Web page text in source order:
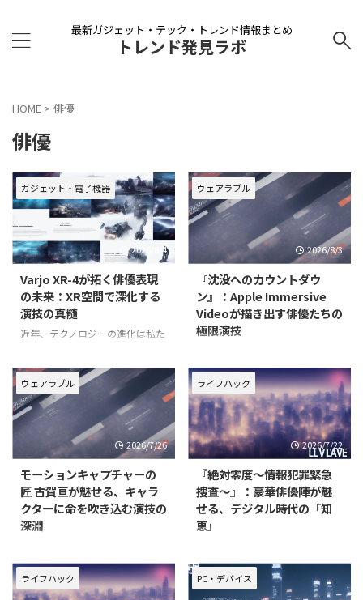
最新ガジェット・テック・トレンド情報まとめ
トレンド発見ラボ
HOME > 俳優
俳優
ガジェット・電子機器
2026/8/4
Varjo XR-4が拓く俳優表現
の未来：XR空間で深化する
演技の真髄
近年、テクノロジーの進化は私た
インメントのあり方にも大きな変
革をもたらしています。特に、
VR（仮想現実）、AR（拡張現
実）、MR（複合現実）といった
XR（クロスリアリティ）技術
は、映画や演劇、ライブパフォー
マン
ウェアラブル
2026/8/3
『沈没へのカウントダウ
ン』：Apple Immersive
Videoが描き出す俳優たちの
極限演技
る「Apple Immersive Video」
は、従来の映像体験を根底から覆
す革新的なフォーマットです。そ
の中でも、アカデミー賞受賞監督
エドワード・ベルガーが脚本・監
督を手がけた初の脚本付き短
ウェアラブル
2026/7/26
モーションキャプチャーの
匠 古賀亘が魅せる、キャラ
クターに命を吹き込む演技の
深淵
は飛躍的な進化を遂げ、特にゲー
ムやアニメーションにおけるキャ
ラクター表現は、驚くほどのリア
ライフハック
2026/7/22
『絶対零度～情報犯罪緊急
捜査～』：豪華俳優陣が魅
せる、デジタル時代の「知
恵」
その裏には常に新たな脅威が潜ん
でいます。そんなデジタル社会の
闇に光を当て、情報犯罪と戦う捜
ライフハック PC・デバイス